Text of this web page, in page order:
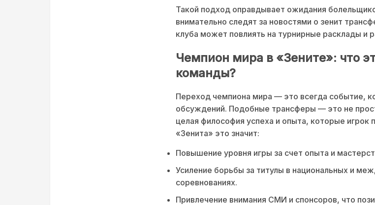
Такой подход оправдывает ожидания
внимательно следят за новостями о зенит
клуба может повлиять на турнирные расклады и
Чемпион мира в «Зените»: что
команды?
Переход чемпиона мира — это всегда событие,
обсуждений. Подобные трансферы — это не
целая философия успеха и опыта, которые игрок
«Зенита» это значит:
Повышение уровня игры за счет опыта и
Усиление борьбы за титулы в национальных и
соревнованиях.
Привлечение внимания СМИ и спонсоров, что